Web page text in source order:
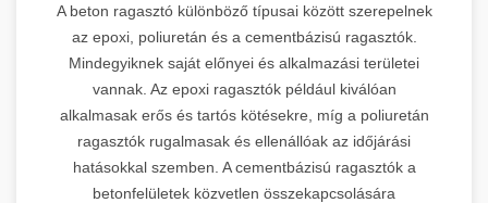
A beton ragasztó különböző típusai között szerepelnek
az epoxi, poliuretán és a cementbázisú ragasztók.
Mindegyiknek saját előnyei és alkalmazási területei
vannak. Az epoxi ragasztók például kiválóan
alkalmasak erős és tartós kötésekre, míg a poliuretán
ragasztók rugalmasak és ellenállóak az időjárási
hatásokkal szemben. A cementbázisú ragasztók a
betonfelületek közvetlen összekapcsolására